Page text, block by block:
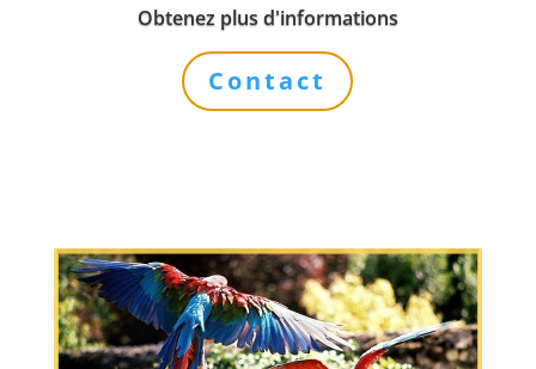
Obtenez plus d'informations
Contact